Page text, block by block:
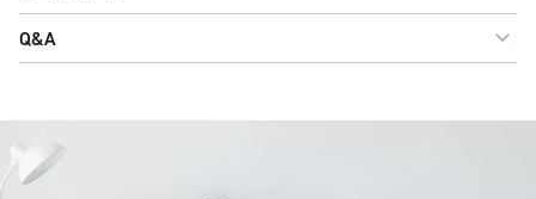
Q&A